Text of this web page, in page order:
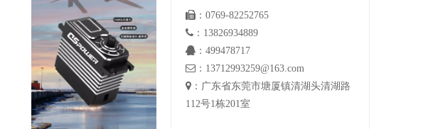
 ：0769-82252765
 ：13826934889
 ：499478717
 ：13712993259@163.com
 ：广东省东莞市塘厦镇清湖头清湖路
112号1栋201室